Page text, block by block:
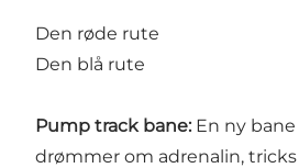
Den røde rute
Den blå rute
Pump track bane: En ny
drømmer om adrenalin,